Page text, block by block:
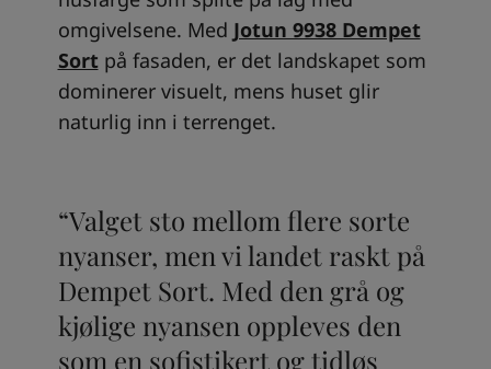
omgivelsene. Med Jotun 9938 Dempet
Sortpå fasaden, er det landskapet som
dominerer visuelt, mens huset glir
naturlig inn i terrenget.
“Valget sto mellom flere sorte
nyanser, men vi landet raskt på
Dempet Sort. Med den grå og
kjølige nyansen oppleves den
som en sofistikert og tidløs